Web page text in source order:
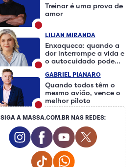
Treinar é uma prova de
amor
LILIAN MIRANDA
Enxaqueca: quando a
dor interrompe a vida e
o autocuidado pode
GABRIEL PIANARO
Quando todos têm o
mesmo avião, vence o
melhor piloto
SIGA A MASSA.COM.BR NAS REDES:
Instagram Social Media
Facebook Social
Youtube Social
Twitter
Tiktok Social Media
Whatsapp